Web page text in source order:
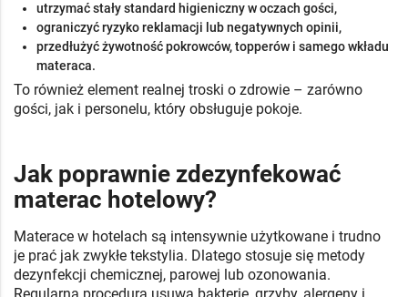
utrzymać stały standard higieniczny w oczach gości,
ograniczyć ryzyko reklamacji lub negatywnych opinii,
przedłużyć żywotność pokrowców, topperów i samego wkładu
materaca.
To również element realnej troski o zdrowie – zarówno
gości, jak i personelu, który obsługuje pokoje.
Jak poprawnie zdezynfekować
materac hotelowy?
Materace w hotelach są intensywnie użytkowane i trudno
je prać jak zwykłe tekstylia. Dlatego stosuje się metody
dezynfekcji chemicznej, parowej lub ozonowania.